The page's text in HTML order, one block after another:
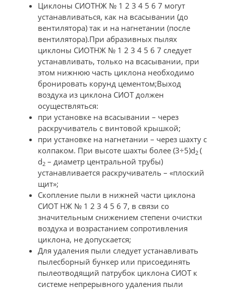
Циклоны СИОТНЖ № 1 2 3 4 5 6 7 могут
устанавливаться, как на всасывании (до
вентилятора) так и на нагнетании (после
вентилятора).При абразивных пылях
циклоны СИОТНЖ № 1 2 3 4 5 6 7 следует
устанавливать, только на всасывании, при
этом нижнюю часть циклона необходимо
бронировать корунд цементом;Выход
воздуха из циклона СИОТ должен
осуществляться:
при установке на всасывании – через
раскручиватель с винтовой крышкой;
при установке на нагнетании – через шахту с
колпаком. При высоте шахты более (3÷5)d2 (
d2 – диаметр центральной трубы)
устанавливается раскручиватель – «плоский
щит»;
Скопление пыли в нижней части циклона
СИОТ НЖ № 1 2 3 4 5 6 7, в связи со
значительным снижением степени очистки
воздуха и возрастанием сопротивления
циклона, не допускается;
Для удаления пыли следует устанавливать
пылесборный бункер или присоединять
пылеотводящий патрубок циклона СИОТ к
системе непрерывного удаления пыли